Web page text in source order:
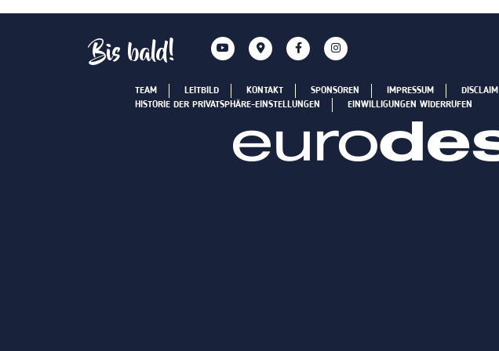
Bis bald!
TEAM LEITBILD KONTAKT SPONSOREN IMPRESSUM DISCLAIM
HISTORIE DER PRIVATSPHÄRE-EINSTELLUNGEN
EINWILLIGUNGEN WIDERRUFEN